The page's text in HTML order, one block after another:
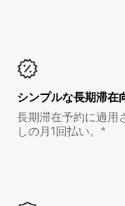
シンプルな長期滞在
長期滞在予約に適用
しの月1回払い。*